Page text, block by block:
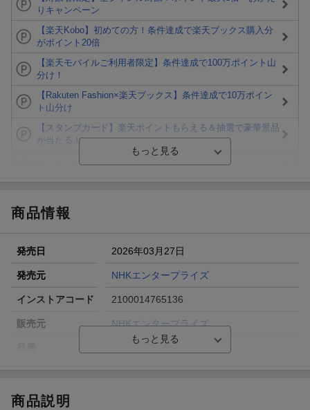
りキャンペーン
【楽天Kobo】初めての方！条件達成で楽天ブックス購入分
がポイント20倍
【楽天モバイルご利用者限定】条件達成で100万ポイント山
分け！
【Rakuten Fashion×楽天ブックス】条件達成で10万ポイン
ト山分け
【スタンプカード】楽天ポイントもらえる＆抽選で豪華景品
が当たる！
Blu-ray・DVDセール・お買い得情報
ラン）が当たる！
条件達成で楽天限定・宝塚歌劇 宙組貸切公演ペアチケット
が当たる
エントリー＆条件達成で『鬼滅の刃』オリジナルきんちゃく
袋が当たる！
商品情報
発売日 2026年03月27日
発売元 NHKエンタープライズ
インストアコード 2100014765136
販売元 NHKエンタープライズ
商品説明